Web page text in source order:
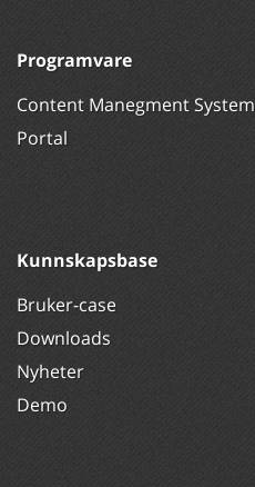
Programvare
Content Manegment System
Portal
Kunnskapsbase
Bruker-case
Downloads
Nyheter
Demo